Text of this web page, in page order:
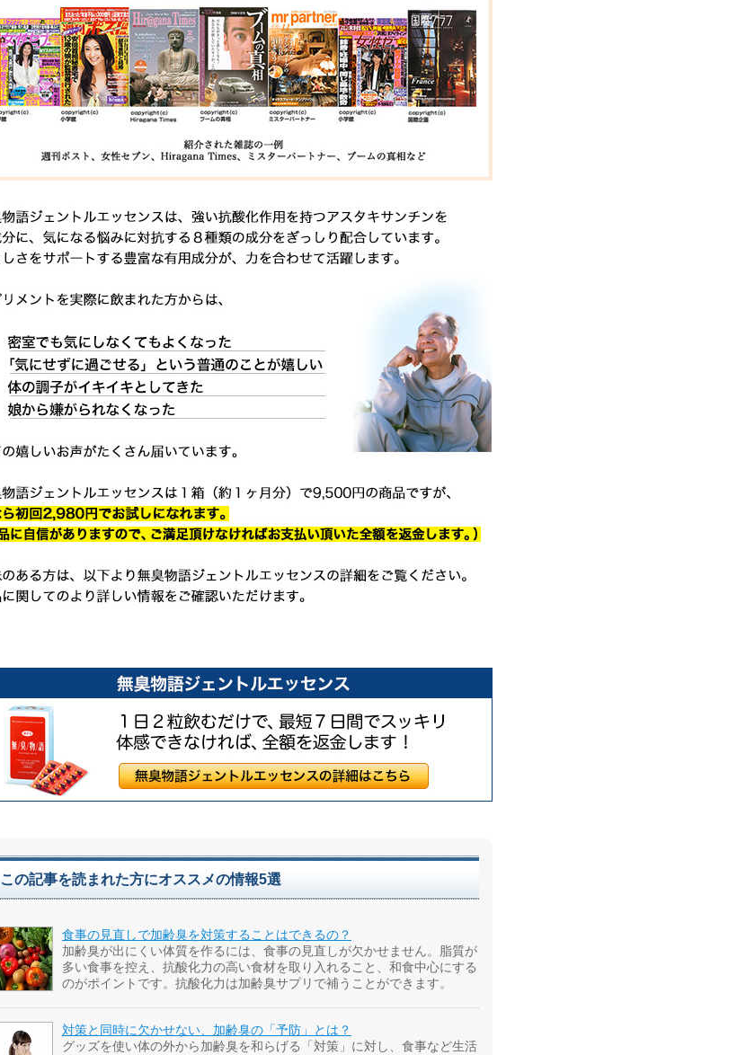
この記事を読まれた方にオススメの情報5選
食事の見直しで加齢臭を対策することはできるの？
加齢臭が出にくい体質を作るには、食事の見直しが欠かせません。脂質が
多い食事を控え、抗酸化力の高い食材を取り入れること、和食中心にする
のがポイントです。抗酸化力は加齢臭サプリで補うことができます。
対策と同時に欠かせない、加齢臭の「予防」とは？
グッズを使い体の外から加齢臭を和らげる「対策」に対し、食事など生活